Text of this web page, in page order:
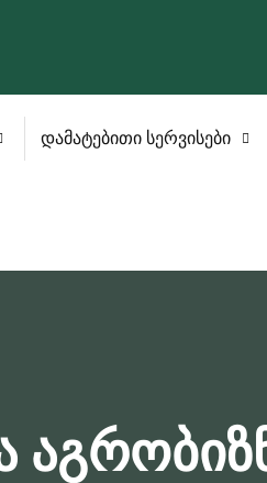
დამატებითი სერვისები